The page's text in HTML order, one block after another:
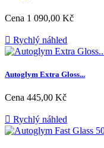
Cena 1 090,00 Kč
 Rychlý náhled
Autoglym Extra Gloss...
Cena 445,00 Kč
 Rychlý náhled